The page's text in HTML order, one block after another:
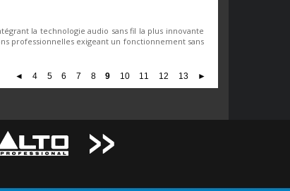
la technologie audio sans fil la plus innovante
professionnelles exigeant un fonctionnement sans
◄ 4 5 6 7 8 9 10 11 12 13 ►